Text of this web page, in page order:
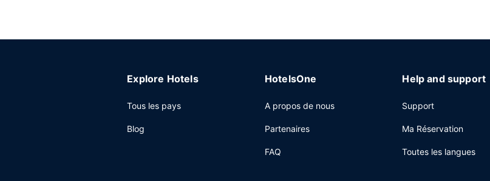
Explore Hotels
Tous les pays
Blog
HotelsOne
A propos de nous
Partenaires
FAQ
Help and support
Support
Ma Réservation
Toutes les langues